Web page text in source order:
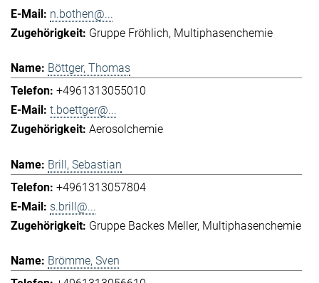
n.bothen@...
Gruppe Fröhlich Multiphasenchemie
Böttger, Thomas
+4961313055010
t.boettger@...
Aerosolchemie
Brill, Sebastian
+4961313057804
s.brill@...
Gruppe Backes Meller Multiphasenchemie
Brömme, Sven